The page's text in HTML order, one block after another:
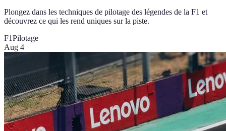
Plongez dans les techniques de pilotage des légendes de la F1 et
découvrez ce qui les rend uniques sur la piste.
F1Pilotage
Aug 4